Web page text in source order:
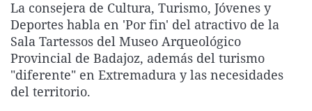
La rosa de los vientos
Gente viajera
Como el perro y el
Caso
Retornados
Equipo de
Extremadura
Galicia
La Rioja
Virales
Televisión
Elecciones
La consejera de Cultura, Turismo, Jóvenes y
Deportes habla en 'Por fin' del atractivo de la
Sala Tartessos del Museo Arqueológico
Provincial de Badajoz, además del turismo
"diferente" en Extremadura y las necesidades
del territorio.